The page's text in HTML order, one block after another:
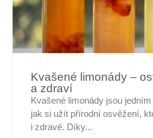
Kvašené limonády –
a zdraví
Kvašené limonády jsou
jak si užít přírodní osvěžení,
i zdravé. Díky...